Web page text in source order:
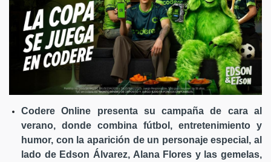
Codere Online presenta su campaña de cara al
verano, donde combina fútbol, entretenimiento y
humor, con la aparición de un personaje especial, al
lado de Edson Álvarez, Alana Flores y las gemelas,